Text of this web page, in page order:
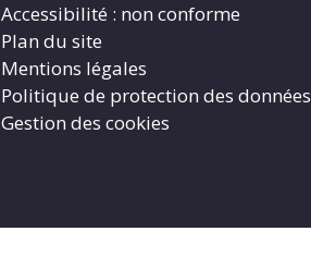
Accessibilité : non conforme
Plan du site
Mentions légales
Politique de protection des données
Gestion des cookies